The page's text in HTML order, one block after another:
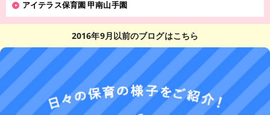
アイテラス保育園 甲南山手園
2016年9月以前のブログはこちら